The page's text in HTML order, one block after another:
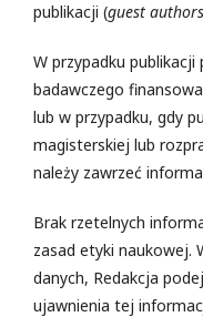
publikacji (guest
W przypadku
badawczego
lub w przypadku, gdy
magisterskiej lub
należy zawrzeć
Brak rzetelnych
zasad etyki naukowej.
danych, Redakcja
ujawnienia tej